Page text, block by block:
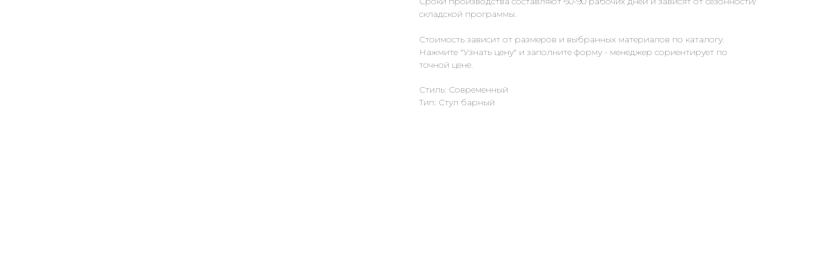
складской программы.
Стоимость зависит от размеров и выбранных материалов по каталогу.
Нажмите "Узнать цену" и заполните форму - менеджер сориентирует по
точной цене.
Стиль: Современный
Тип: Стул барный